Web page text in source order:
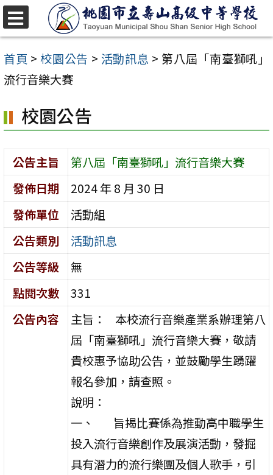
跳
至
主
要
容
區
首頁 > 校園公告 > 活動訊息 > 第八屆「南臺獅吼」
流行音樂大賽
校園公告
公告主旨
第八屆「南臺獅吼」流行音樂大賽
發佈日期
2024 年 8 月 30 日
發佈單位
活動組
公告類別
活動訊息
公告等級
無
點閱次數
331
公告內容
主旨： 本校流行音樂產業系辦理第八
屆「南臺獅吼」流行音樂大賽，敬請
貴校惠予協助公告，並鼓勵學生踴躍
報名參加，請查照。
說明：
一、 旨揭比賽係為推動高中職學生
投入流行音樂創作及展演活動，發掘
具有潛力的流行樂團及個人歌手，引
選
單